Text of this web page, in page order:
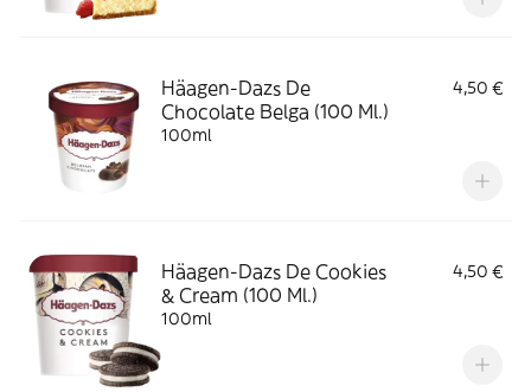
Häagen-Dazs De
Chocolate Belga (100 Ml.)
4,50 €
100ml
Häagen-Dazs De Cookies
& Cream (100 Ml.)
4,50 €
100ml